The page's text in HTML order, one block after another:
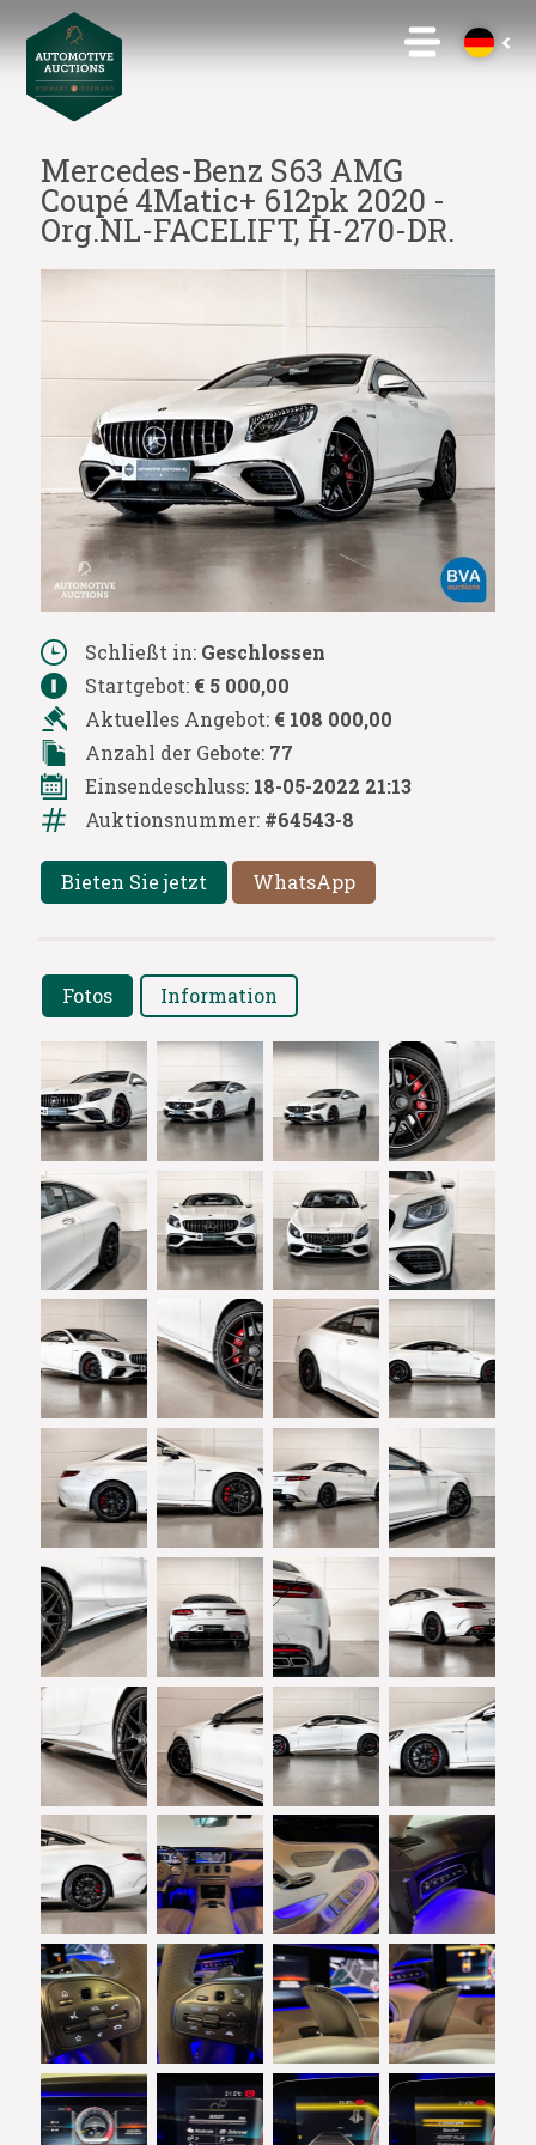
Mercedes-Benz S63 AMG
Coupé 4Matic+ 612pk 2020 -
Org.NL-FACELIFT, H-270-DR.
Schließt in: Geschlossen
Startgebot: € 5 000,00
Aktuelles Angebot: € 108 000,00
Anzahl der Gebote: 77
Einsendeschluss: 18-05-2022 21:13
Auktionsnummer: #64543-8
Bieten Sie jetzt WhatsApp
Fotos Information